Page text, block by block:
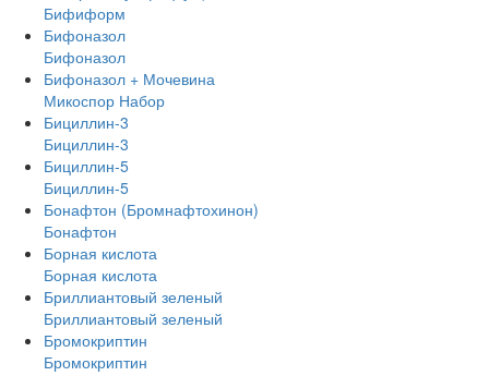
Бифиформ
Бифоназол
Бифоназол
Бифоназол + Мочевина
Микоспор Набор
Бициллин-3
Бициллин-3
Бициллин-5
Бициллин-5
Бонафтон (Бромнафтохинон)
Бонафтон
Борная кислота
Борная кислота
Бриллиантовый зеленый
Бриллиантовый зеленый
Бромокриптин
Бромокриптин